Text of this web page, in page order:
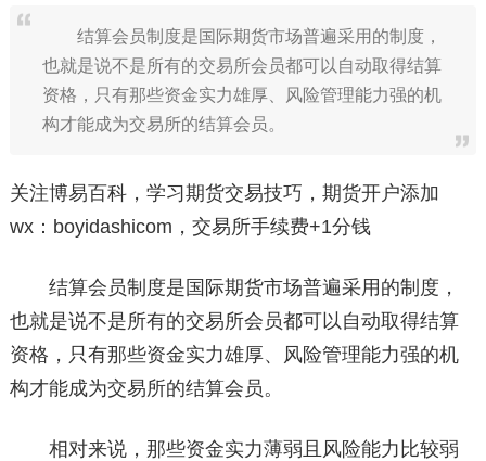
结算会员制度是国际期货市场普遍采用的制度，
也就是说不是所有的交易所会员都可以自动取得结算
资格，只有那些资金实力雄厚、风险管理能力强的机
构才能成为交易所的结算会员。
关注博易百科，学习期货交易技巧，期货开户添加
wx：boyidashicom，交易所手续费+1分钱
结算会员制度是国际期货市场普遍采用的制度，
也就是说不是所有的交易所会员都可以自动取得结算
资格，只有那些资金实力雄厚、风险管理能力强的机
构才能成为交易所的结算会员。
相对来说，那些资金实力薄弱且风险能力比较弱